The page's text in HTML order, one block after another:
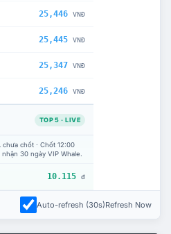
25,446 VNĐ
25,445 VNĐ
25,347 VNĐ
25,246 VNĐ
TOP 5 · LIVE
chốt · Chốt 12:00
30 ngày VIP Whale.
10.115 đ
Auto-refresh (30s)Refresh Now